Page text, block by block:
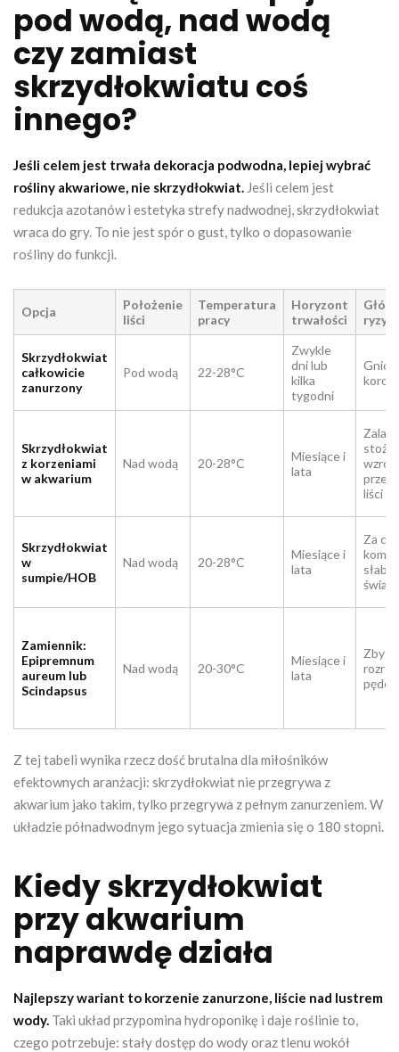
pod wodą, nad wodą
czy zamiast
skrzydłokwiatu coś
innego?
Jeśli celem jest trwała dekoracja podwodna, lepiej wybrać
rośliny akwariowe, nie skrzydłokwiat. Jeśli celem jest
redukcja azotanów i estetyka strefy nadwodnej, skrzydłokwiat
wraca do gry. To nie jest spór o gust, tylko o dopasowanie
rośliny do funkcji.
Opcja
Położenie
liści
Temperatura
pracy
Horyzont
trwałości
Skrzydłokwiat
całkowicie
zanurzony
Pod wodą 22-28°C
Zwykle
dni lub
kilka
tygodni
Skrzydłokwiat
z korzeniami
w akwarium
Nad wodą 20-28°C
Miesiące i
lata
stożka
liści
Skrzydłokwiat
w
sumpie/HOB
Nad wodą 20-28°C
Miesiące i
lata
Za
Zamiennik:
Epipremnum
aureum lub
Scindapsus
Nad wodą 20-30°C
Miesiące i
lata
Zbyt
Z tej tabeli wynika rzecz dość brutalna dla miłośników
efektownych aranżacji: skrzydłokwiat nie przegrywa z
akwarium jako takim, tylko przegrywa z pełnym zanurzeniem. W
układzie półnadwodnym jego sytuacja zmienia się o 180 stopni.
Kiedy skrzydłokwiat
przy akwarium
naprawdę działa
Najlepszy wariant to korzenie zanurzone, liście nad lustrem
wody. Taki układ przypomina hydroponikę i daje roślinie to,
czego potrzebuje: stały dostęp do wody oraz tlenu wokół